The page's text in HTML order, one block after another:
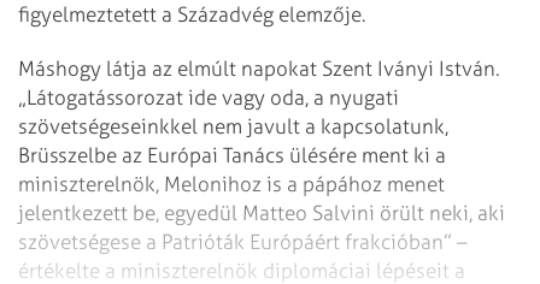
figyelmeztetett a Századvég elemzője.
Máshogy látja az elmúlt napokat Szent Iványi István.
„Látogatássorozat ide vagy oda, a nyugati
szövetségeseinkkel nem javult a kapcsolatunk,
Brüsszelbe az Európai Tanács ülésére ment ki a
miniszterelnök, Melonihoz is a pápához menet
jelentkezett be, egyedül Matteo Salvini örült neki, aki
szövetségese a Patrióták Európáért frakcióban” –
értékelte a miniszterelnök diplomáciai lépéseit a